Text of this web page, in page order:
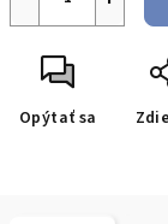
Opýtať sa